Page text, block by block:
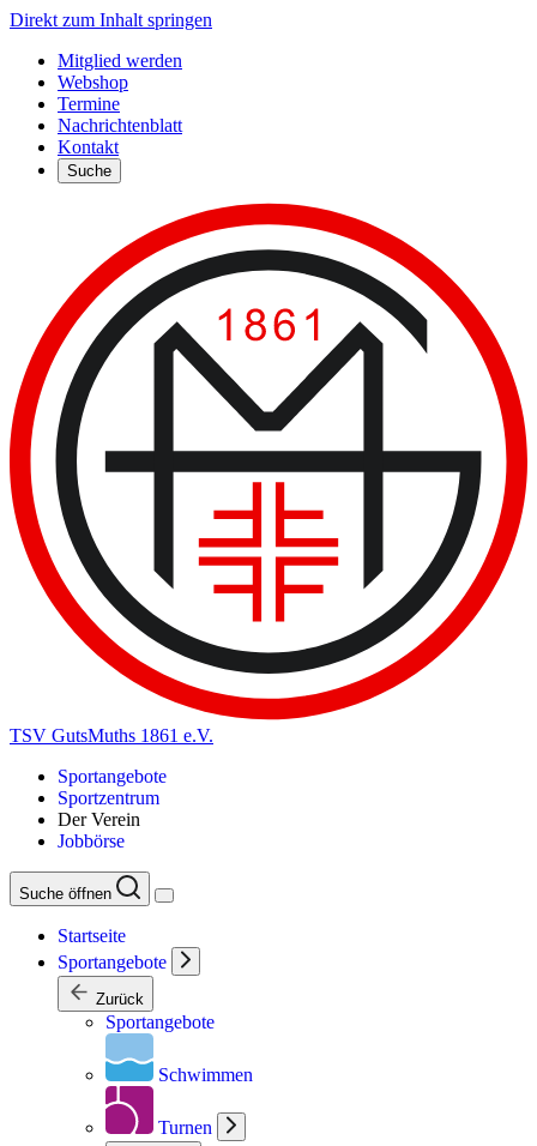
Direkt zum Inhalt springen
Mitglied werden
Webshop
Termine
Nachrichtenblatt
Kontakt
Suche
TSV GutsMuths 1861 e.V.
Sportangebote
Sportzentrum
Der Verein
Jobbörse
Suche öffnen
Startseite
Sportangebote
Zurück
Sportangebote
Schwimmen
Turnen